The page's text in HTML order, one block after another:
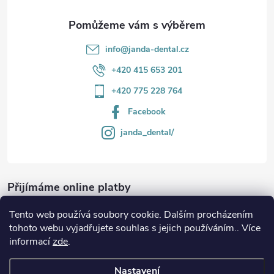
Tento web používá soubory cookie. Dalším procházením
tohoto webu vyjadřujete souhlas s jejich používáním.. Více
informacízde.
Nastavení
info@janda-dental.cz
+420 415 653 201
+420 775 228 764
Facebook
janda_dental/
Přijímáme online platby